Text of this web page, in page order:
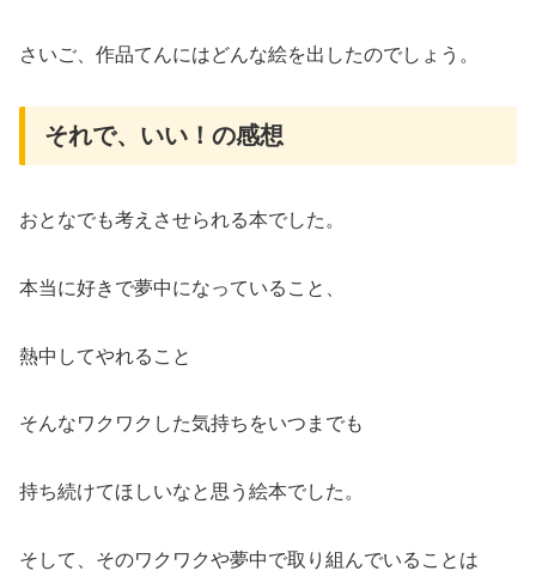
さいご、作品てんにはどんな絵を出したのでしょう。
それで、いい！の感想
おとなでも考えさせられる本でした。
本当に好きで夢中になっていること、
熱中してやれること
そんなワクワクした気持ちをいつまでも
持ち続けてほしいなと思う絵本でした。
そして、そのワクワクや夢中で取り組んでいることは